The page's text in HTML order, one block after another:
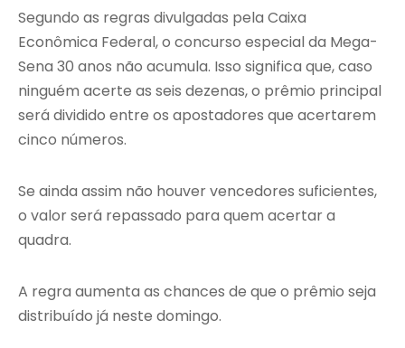
Segundo as regras divulgadas pela Caixa
Econômica Federal, o concurso especial da Mega-
Sena 30 anos não acumula. Isso significa que, caso
ninguém acerte as seis dezenas, o prêmio principal
será dividido entre os apostadores que acertarem
cinco números.
Se ainda assim não houver vencedores suficientes,
o valor será repassado para quem acertar a
quadra.
A regra aumenta as chances de que o prêmio seja
distribuído já neste domingo.